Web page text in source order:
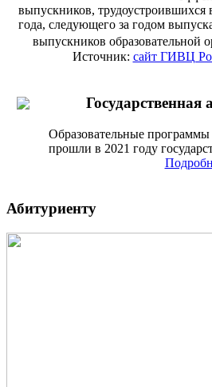
выпускников, трудоустроившихся
года, следующего за годом
выпускников образовательной
Источник: сайт ГИВЦ
Государственная
Образовательные программы
прошли в 2021 году
Абитуриенту